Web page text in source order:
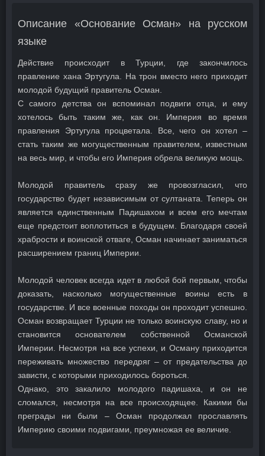
Описание «Основание Осман» на русском
языке
Действие происходит в Турции, где закончилось
правление хана Эртугула. На трон вместо него приходит
молодой будущий правитель Осман.
С самого детства он вспоминал подвиги отца, и ему
хотелось быть таким же, как он. Империя во время
правления Эртугула процветала. Все, чего он хотел –
стать таким же могущественным правителем, известным
на весь мир, и чтобы его Империя обрела великую мощь.
Молодой правитель сразу же провозгласил, что
государство будет независимым от султаната. Теперь он
является единственным Падишахом и всем его мечтам
еще предстоит воплотиться в будущем. Благодаря своей
храбрости и воинской отваге, Осман начинает заниматься
расширением границ Империи.
Молодой человек всегда идет в любой бой первым, чтобы
доказать, насколько могущественные воины есть в
государстве. И все военные походы он проходит успешно.
Осман возвращает Турции не только воинскую славу, но и
становится основателем собственной Османской
Империи. Несмотря на все успехи, и Осману приходится
переживать множество передряг – от предательства до
зависти, с которыми приходилось бороться.
Однако, это закалило молодого падишаха, и он не
сломался, несмотря на все происходящее. Какими бы
преграды ни были – Осман продолжал прославлять
Империю своими подвигами, преумножая ее величие.